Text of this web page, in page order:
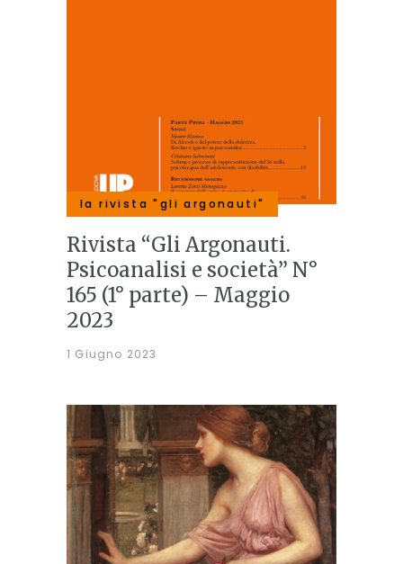
la rivista "gli argonauti"
Rivista “Gli Argonauti.
Psicoanalisi e società” N°
165 (1° parte) – Maggio
2023
1 Giugno 2023